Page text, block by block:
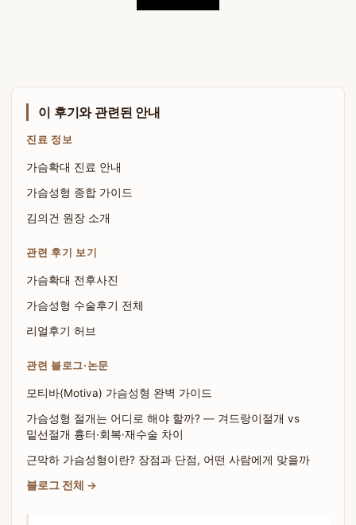
이 후기와 관련된 안내
진료 정보
가슴확대 진료 안내
가슴성형 종합 가이드
김의건 원장 소개
관련 후기 보기
가슴확대 전후사진
가슴성형 수술후기 전체
리얼후기 허브
관련 블로그·논문
모티바(Motiva) 가슴성형 완벽 가이드
가슴성형 절개는 어디로 해야 할까? — 겨드랑이절개 vs
밑선절개 흉터·회복·재수술 차이
근막하 가슴성형이란? 장점과 단점, 어떤 사람에게 맞을까
블로그 전체 →